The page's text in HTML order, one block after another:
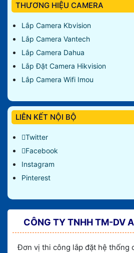
THƯƠNG HIỆU CAMERA
Lắp Camera Kbvision
Lắp Camera Vantech
Lắp Camera Dahua
Lắp Đặt Camera Hikvision
Lắp Camera Wifi Imou
LIÊN KẾT NỘI BỘ
Twitter
Facebook
Instagram
Pinterest
CÔNG TY TNHH TM-DV
Đơn vị thi công lắp đặt hệ thống